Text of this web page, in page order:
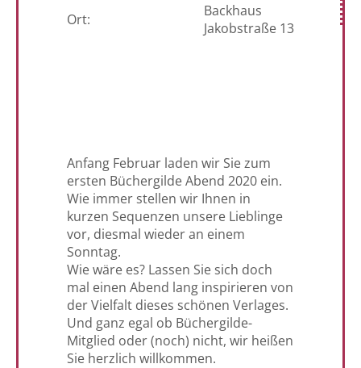
Ort:
Backhaus
Jakobstraße 13
Anfang Februar laden wir Sie zum
ersten Büchergilde Abend 2020 ein.
Wie immer stellen wir Ihnen in
kurzen Sequenzen unsere Lieblinge
vor, diesmal wieder an einem
Sonntag.
Wie wäre es? Lassen Sie sich doch
mal einen Abend lang inspirieren von
der Vielfalt dieses schönen Verlages.
Und ganz egal ob Büchergilde-
Mitglied oder (noch) nicht, wir heißen
Sie herzlich willkommen.